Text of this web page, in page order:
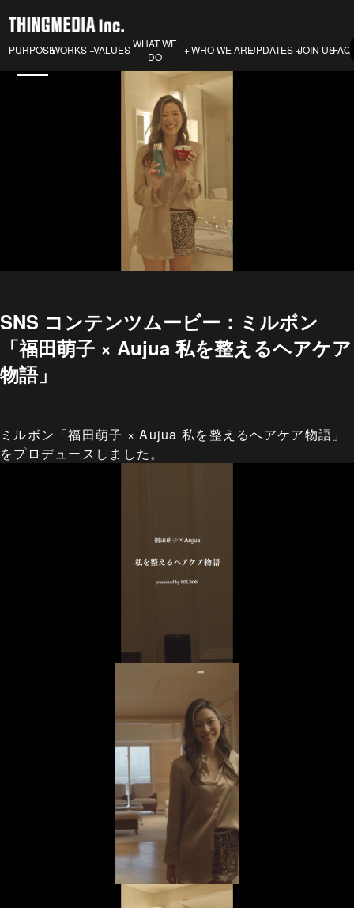
PURPOSEWORKS VALUES WHAT WE
DO
WHO WE AREUPDATES JOIN USFAQ
SNS コンテンツムービー：ミルボン
「福田萌子 × Aujua 私を整えるヘアケア
物語」
ミルボン「福田萌子 × Aujua 私を整えるヘアケア物語」
をプロデュースしました。